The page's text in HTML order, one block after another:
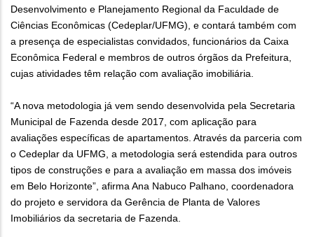
Desenvolvimento e Planejamento Regional da Faculdade de
Ciências Econômicas (Cedeplar/UFMG), e contará também com
a presença de especialistas convidados, funcionários da Caixa
Econômica Federal e membros de outros órgãos da Prefeitura,
cujas atividades têm relação com avaliação imobiliária.
“A nova metodologia já vem sendo desenvolvida pela Secretaria
Municipal de Fazenda desde 2017, com aplicação para
avaliações específicas de apartamentos. Através da parceria com
o Cedeplar da UFMG, a metodologia será estendida para outros
tipos de construções e para a avaliação em massa dos imóveis
em Belo Horizonte”, afirma Ana Nabuco Palhano, coordenadora
do projeto e servidora da Gerência de Planta de Valores
Imobiliários da secretaria de Fazenda.